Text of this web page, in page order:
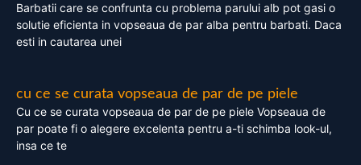
Barbatii care se confrunta cu problema parului alb pot gasi o
solutie eficienta in vopseaua de par alba pentru barbati. Daca
esti in cautarea unei
cu ce se curata vopseaua de par de pe piele
Cu ce se curata vopseaua de par de pe piele Vopseaua de
par poate fi o alegere excelenta pentru a-ti schimba look-ul,
insa ce te